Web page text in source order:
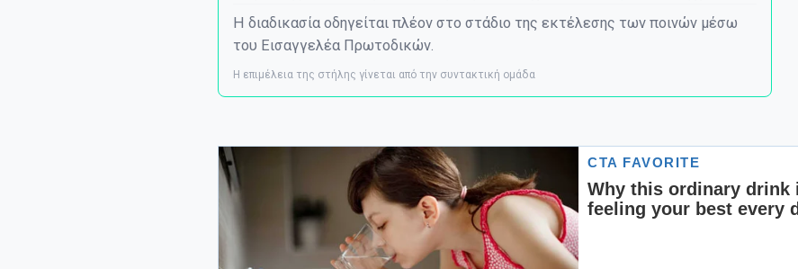
Η διαδικασία οδηγείται πλέον στο στάδιο της εκτέλεσης των ποινών μέσω
του Εισαγγελέα Πρωτοδικών.
Η επιμέλεια της στήλης γίνεται από την συντακτική ομάδα